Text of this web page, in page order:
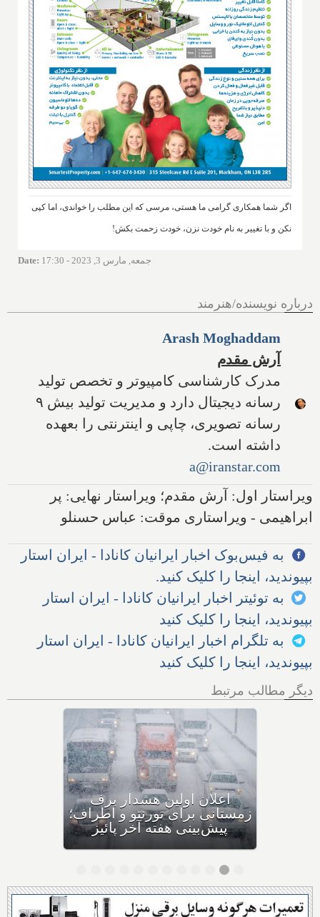
اگر شما همکاری گرامی ما هستی، مرسی که این مطلب را خواندی، اما کپی
نکن و با تغییر به نام خودت نزن، خودت زحمت بکش!
Date: جمعه, مارس 3, 2023 - 17:30
درباره نویسنده/هنرمند
Arash Moghaddam
آرش مقدم
مدرک کارشناسی کامپیوتر و تخصص تولید
رسانه دیجیتال دارد و مدیریت تولید بیش ۹
رسانه تصویری، چاپی و اینترنتی را بعهده
داشته است.
a@iranstar.com
ویراستار اول: آرش مقدم؛ ویراستار نهایی: پر
ابراهیمی - ویراستاری موقت: عباس حسنلو
به فیس‌بوک اخبار ایرانیان کانادا - ایران استار
بپیوندید، اینجا را کلیک کنید.
به توئیتر اخبار ایرانیان کانادا - ایران استار
بپیوندید، اینجا را کلیک کنید
به تلگرام اخبار ایرانیان کانادا - ایران استار
بپیوندید، اینجا را کلیک کنید
دیگر مطالب مرتبط
اولین بارش برف سنگین
زمستانی، مونترال و شرق
کانادا را در نوردید